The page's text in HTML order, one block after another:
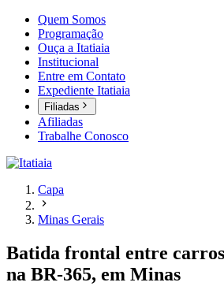
Quem Somos
Programação
Ouça a Itatiaia
Institucional
Entre em Contato
Expediente Itatiaia
Filiadas
Afiliadas
Trabalhe Conosco
Capa
Minas Gerais
Batida frontal entre
na BR-365, em Minas